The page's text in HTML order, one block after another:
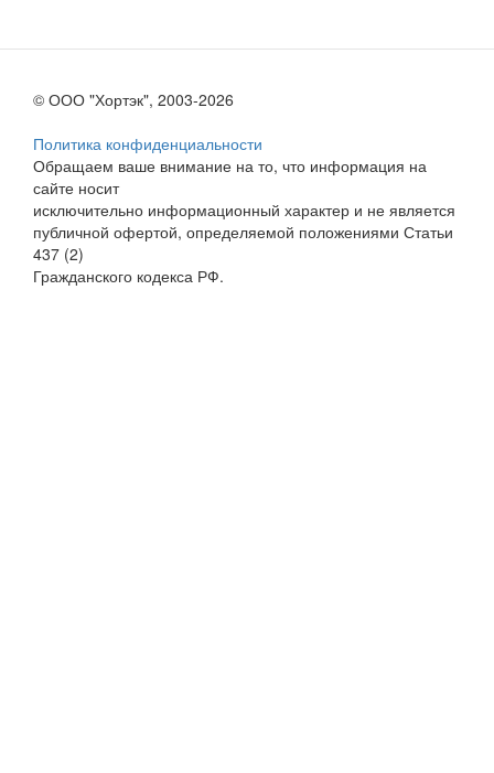
© ООО "Хортэк", 2003-2026
Политика конфиденциальности
Обращаем ваше внимание на то, что информация на
сайте носит
исключительно информационный характер и не является
публичной офертой, определяемой положениями Статьи
437 (2)
Гражданского кодекса РФ.